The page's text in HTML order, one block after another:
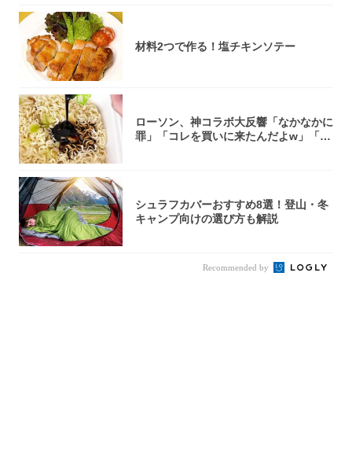
材料2つで作る！塩チキンソテー
ローソン、神コラボ大反響「なかなかに
罪」「コレを買いに来たんだよw」「３
シュラフカバーおすすめ8選！登山・冬
キャンプ向けの選び方も解説
Recommended by